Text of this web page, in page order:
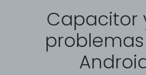
Capacitor